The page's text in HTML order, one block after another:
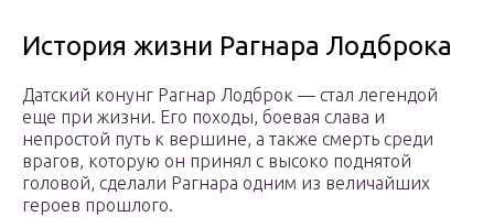
История жизни Рагнара Лодброка
Датский конунг Рагнар Лодброк — стал легендой
еще при жизни. Его походы, боевая слава и
непростой путь к вершине, а также смерть среди
врагов, которую он принял с высоко поднятой
головой, сделали Рагнара одним из величайших
героев прошлого.